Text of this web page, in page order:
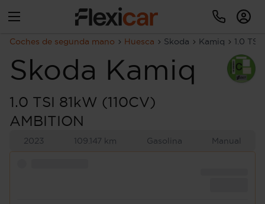
Coches de segunda mano Huesca Skoda Kamiq 1.0 TSI
Skoda Kamiq
1.0 TSI 81kW (110CV)
AMBITION
2023 109.147 km Gasolina Manual